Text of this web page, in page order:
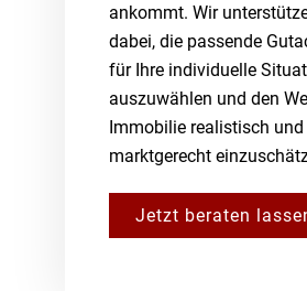
ankommt. Wir
dabei, die passende
für Ihre individuelle
auszuwählen und den
Immobilie realistisch und
marktgerecht
Jetzt beraten